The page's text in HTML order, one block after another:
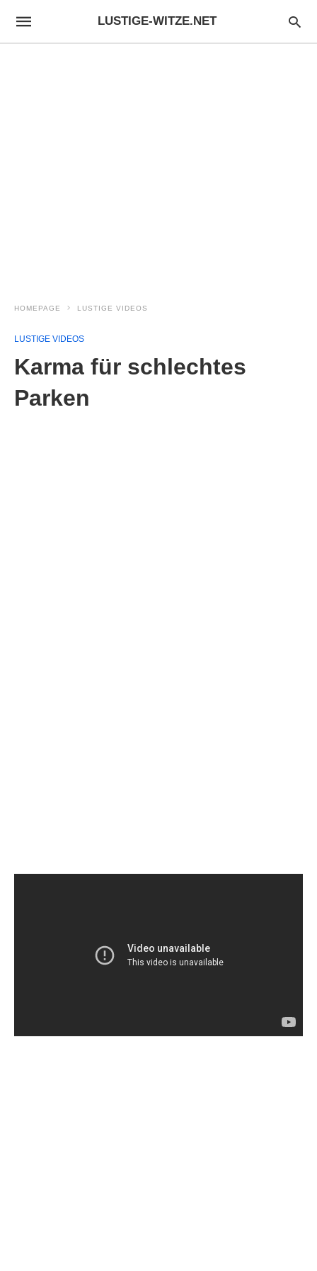
LUSTIGE-WITZE.NET
HOMEPAGE LUSTIGE VIDEOS
LUSTIGE VIDEOS
Karma für schlechtes
Parken